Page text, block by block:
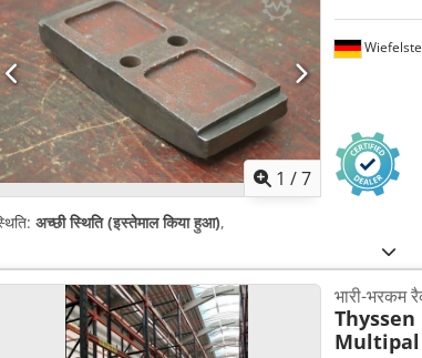
1 /7
अच्छी स्थिति (इस्तेमाल किया हुआ),
भारी-भरकम
Multipal